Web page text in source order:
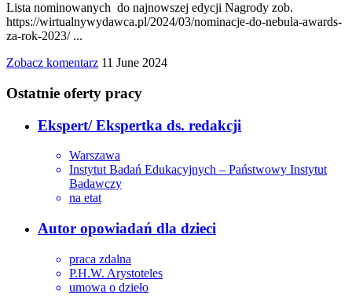
Lista nominowanych do najnowszej edycji Nagrody zob.
https://wirtualnywydawca.pl/2024/03/nominacje-do-nebula-awards-
za-rok-2023/ ...
Zobacz komentarz 11 June 2024
Ostatnie oferty pracy
Ekspert/ Ekspertka ds. redakcji
Warszawa
Instytut Badań Edukacyjnych – Państwowy Instytut
Badawczy
na etat
Autor opowiadań dla dzieci
praca zdalna
P.H.W. Arystoteles
umowa o dzieło